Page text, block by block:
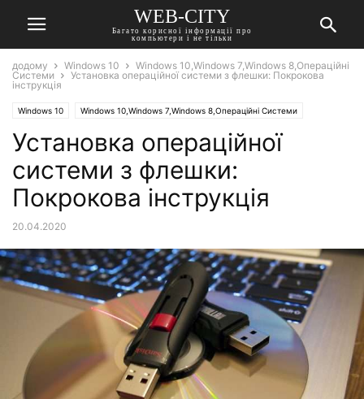
WEB-CITY
Багато корисної інформації про
компьютери і не тільки
додому Windows 10
Windows 10,Windows 7,Windows 8,Операційні
Системи
Установка операційної системи з флешки: Покрокова
інструкція
Windows 10 Windows 10,Windows 7,Windows 8,Операційні Системи
Установка операційної
системи з флешки:
Покрокова інструкція
20.04.2020